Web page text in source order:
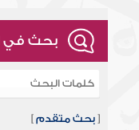
بحث في
[بحث متقدم ]